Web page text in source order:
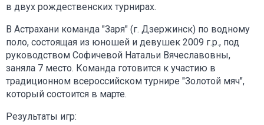
в двух рождественских турнирах.
В Астрахани команда "Заря" (г. Дзержинск) по водному
поло, состоящая из юношей и девушек 2009 г.р., под
руководством Софичевой Натальи Вячеславовны,
заняла 7 место. Команда готовится к участию в
традиционном всероссийском турнире "Золотой мяч",
который состоится в марте.
Результаты игр: